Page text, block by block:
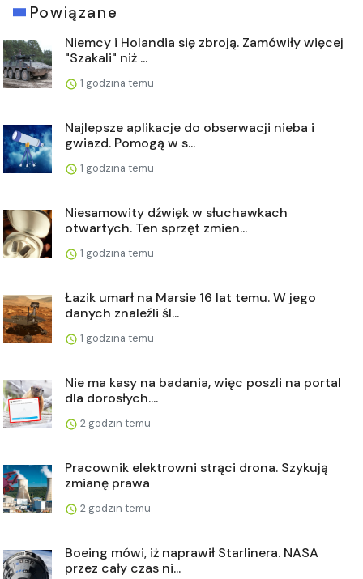
Powiązane
Niemcy i Holandia się zbroją. Zamówiły więcej
"Szakali" niż ...
1 godzina temu
Najlepsze aplikacje do obserwacji nieba i
gwiazd. Pomogą w s...
1 godzina temu
Niesamowity dźwięk w słuchawkach
otwartych. Ten sprzęt zmien...
1 godzina temu
Łazik umarł na Marsie 16 lat temu. W jego
danych znaleźli śl...
1 godzina temu
Nie ma kasy na badania, więc poszli na portal
dla dorosłych....
2 godzin temu
Pracownik elektrowni strąci drona. Szykują
zmianę prawa
2 godzin temu
Boeing mówi, iż naprawił Starlinera. NASA
przez cały czas ni...